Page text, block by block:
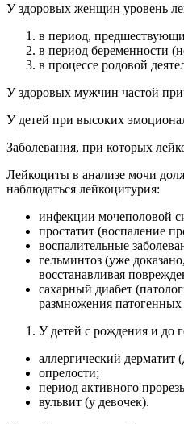
У здоровых женщин уровень
в период,
в период беременности
в процессе родовой
У здоровых мужчин частой
У детей при высоких
Заболевания, при которых
Лейкоциты в анализе мочи
наблюдаться лейкоцитурия:
инфекции мочеполовой
простатит (воспаление
воспалительные
гельминтоз (уже
восстанавливая
сахарный диабет
размножения
У детей с рождения и до
аллергический
опрелости;
период активного
вульвит (у девочек).